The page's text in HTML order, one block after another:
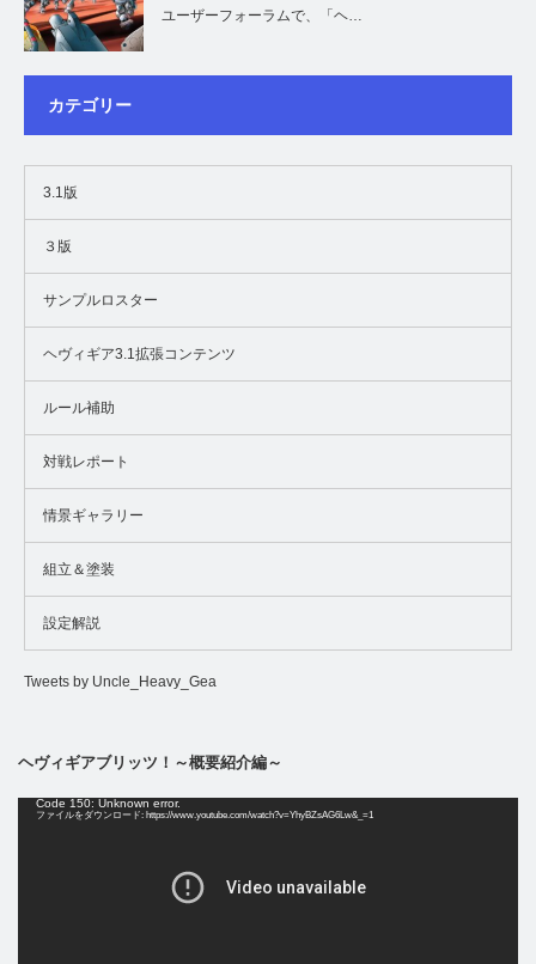
ユーザーフォーラムで、「ヘ…
カテゴリー
3.1版
３版
サンプルロスター
ヘヴィギア3.1拡張コンテンツ
ルール補助
対戦レポート
情景ギャラリー
組立＆塗装
設定解説
Tweets by Uncle_Heavy_Gea
ヘヴィギアブリッツ！～概要紹介編～
Code 150: Unknown error.
ファイルをダウンロード: https://www.youtube.com/watch?v=YhyBZsAG6Lw&_=1